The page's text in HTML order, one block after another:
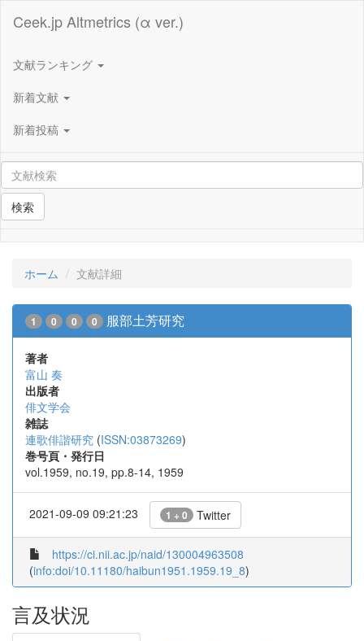
Ceek.jp Altmetrics (α ver.)
文献ランキング
新着文献
新着投稿
検索
ホーム 文献詳細
1 0 0 0 服部土芳研究
著者
富山 奏
出版者
俳文学会
雑誌
連歌俳諧研究 (ISSN:03873269)
巻号頁・発行日
vol.1959, no.19, pp.8-14, 1959
2021-09-09 09:21:23 1 + 0 Twitter
https://ci.nii.ac.jp/naid/130004963508
(info:doi/10.11180/haibun1951.1959.19_8)
言及状況